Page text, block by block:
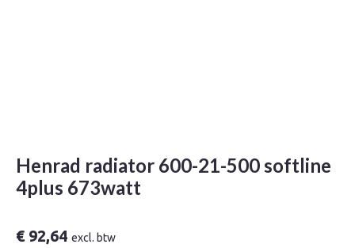
Henrad radiator 600-21-500 softline
4plus 673watt
€92,64 excl. btw